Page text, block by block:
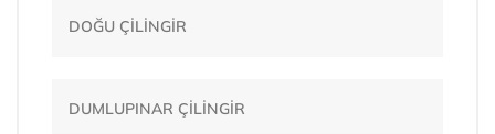
DOĞU ÇİLİNGİR
DUMLUPINAR ÇİLİNGİR